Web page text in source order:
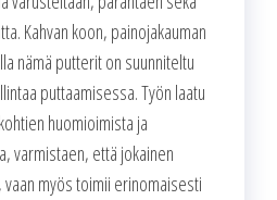
Kahvan koon, painojakauman
nämä putterit on suunniteltu
puttaamisessa. Työn laatu
huomioimista ja
varmistaen, että jokainen
myös toimii erinomaisesti